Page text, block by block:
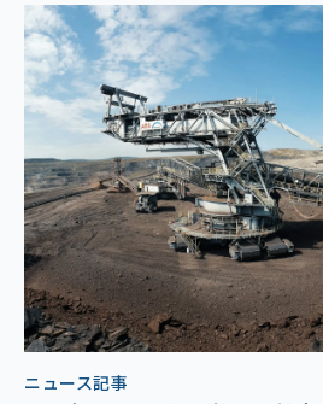
ニュース記事